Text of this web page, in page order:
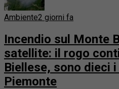
Ambiente2 giorni fa
Incendio sul Monte
satellite: il rogo
Biellese, sono dieci
Piemonte